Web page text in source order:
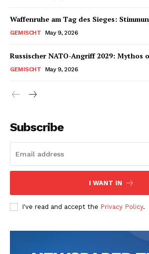
Waffenruhe am Tag des Sieges:
GEMISCHT May 9, 2026
Russischer NATO-Angriff 2029: Mythos
GEMISCHT May 9, 2026
Subscribe
I WANT IN
I've read and accept the Privacy Policy.